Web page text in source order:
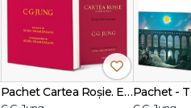
Pachet Cartea Roșie. Ediția integrală ilustrată + ediția fără ilustrații